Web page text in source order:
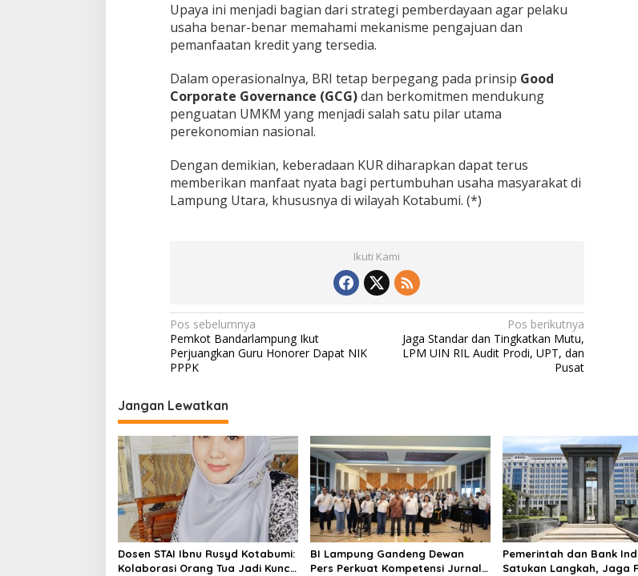
Upaya ini menjadi bagian dari strategi pemberdayaan agar pelaku
usaha benar-benar memahami mekanisme pengajuan dan
pemanfaatan kredit yang tersedia.
Dalam operasionalnya, BRI tetap berpegang pada prinsip Good
Corporate Governance (GCG)dan berkomitmen mendukung
penguatan UMKM yang menjadi salah satu pilar utama
perekonomian nasional.
Dengan demikian, keberadaan KUR diharapkan dapat terus
memberikan manfaat nyata bagi pertumbuhan usaha masyarakat di
Lampung Utara, khususnya di wilayah Kotabumi. (*)
Ikuti Kami
N
a
v
i
g
a
s
i
p
o
s
Pos sebelumnya
Pemkot Bandarlampung Ikut
Perjuangkan Guru Honorer Dapat NIK
PPPK
Pos berikutnya
Jaga Standar dan Tingkatkan Mutu,
LPM UIN RIL Audit Prodi, UPT, dan
Pusat
Jangan Lewatkan
Dosen STAI Ibnu Rusyd Kotabumi:
Kolaborasi Orang Tua Jadi Kunci
BI Lampung Gandeng Dewan
Pers Perkuat Kompetensi Jurnalis
Pemerintah dan Bank
Satukan Langkah, Jaga